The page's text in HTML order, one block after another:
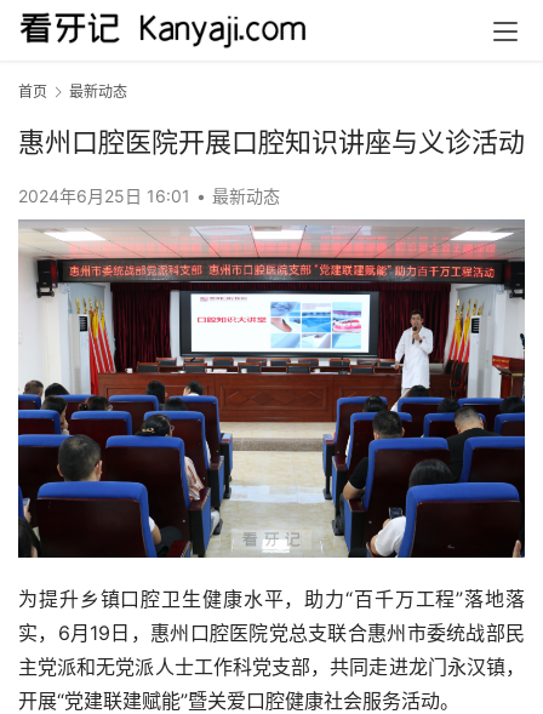
首页 最新动态
惠州口腔医院开展口腔知识讲座与义诊活动
2024年6月25日 16:01 • 最新动态
为提升乡镇口腔卫生健康水平，助力“百千万工程”落地落
实，6月19日，惠州口腔医院党总支联合惠州市委统战部民
主党派和无党派人士工作科党支部，共同走进龙门永汉镇，
开展“党建联建赋能”暨关爱口腔健康社会服务活动。